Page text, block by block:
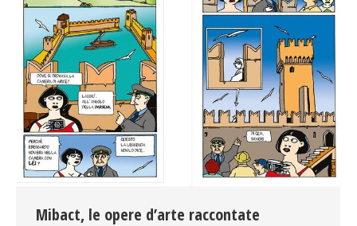
Mibact, le opere d’arte raccontate